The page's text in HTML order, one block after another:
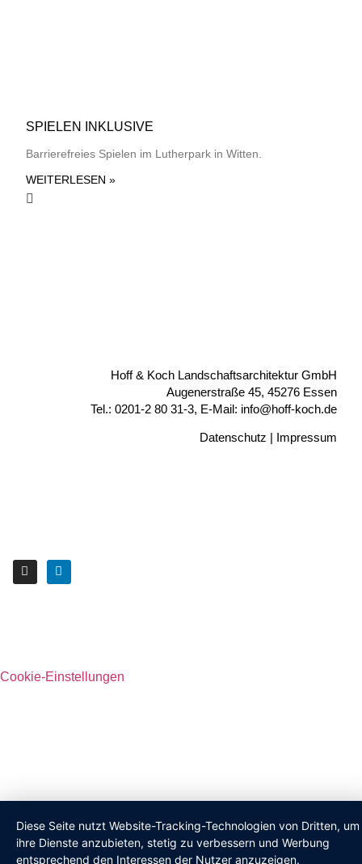
SPIELEN INKLUSIVE
Barrierefreies Spielen im Lutherpark in Witten.
WEITERLESEN »
Hoff & Koch Landschaftsarchitektur GmbH
Augenerstraße 45, 45276 Essen
Tel.: 0201-2 80 31-3, E-Mail: info@hoff-koch.de
Datenschutz | Impressum
Cookie-Einstellungen
Diese Seite nutzt Website-Tracking-Technologien von Dritten, um
ihre Dienste anzubieten, stetig zu verbessern und Werbung
entsprechend den Interessen der Nutzer anzuzeigen.